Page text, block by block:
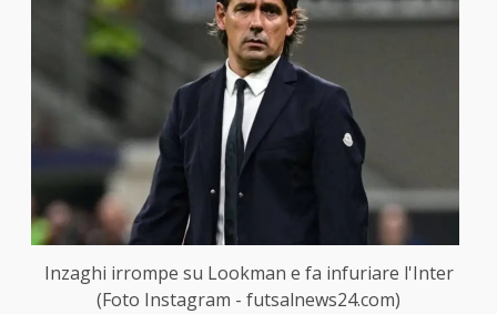
Inzaghi irrompe su Lookman e fa infuriare l'Inter
(Foto Instagram - futsalnews24.com)